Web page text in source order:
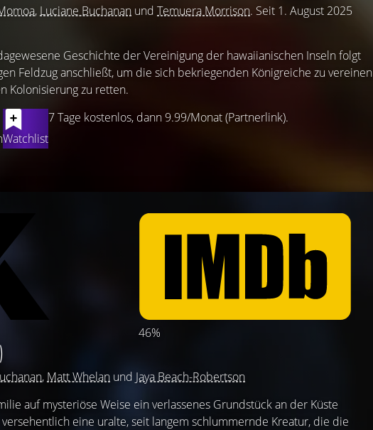
, Luciane Buchanan und Temuera Morrison. Seit 1. August 2025
Watchlist
7 Tage kostenlos, dann 9.99/Monat (Partnerlink).
Geschichte der Vereinigung der hawaiianischen Inseln folgt
Feldzug anschließt, um die sich bekriegenden Königreiche zu vereinen
Kolonisierung zu retten.
46%
, Matt Whelan und Jaya Beach-Robertson
auf mysteriöse Weise ein verlassenes Grundstück an der Küste
eine uralte, seit langem schlummernde Kreatur, die die